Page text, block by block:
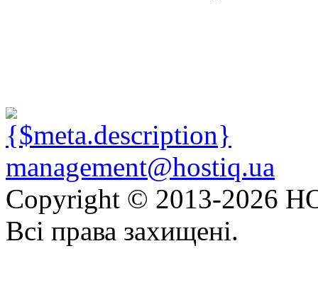
management@hostiq.ua
Copyright © 2013-2026
Всі права захищені.